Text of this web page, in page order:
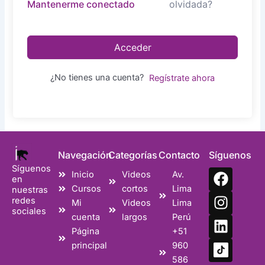
Mantenerme conectado
olvidada?
Acceder
¿No tienes una cuenta? Regístrate ahora
Síguenos
en
nuestras
redes
sociales
Navegación
Inicio
Cursos
Mi
cuenta
Página
principal
Categorías
Videos
cortos
Videos
largos
Contacto
Av.
Lima
Lima
Perú
+51
960
586
Síguenos
F
a
c
e
b
o
I
n
s
t
a
g
L
i
n
k
e
d